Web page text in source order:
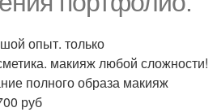
опыт. только
макияж любой сложности!
полного образа макияж
руб